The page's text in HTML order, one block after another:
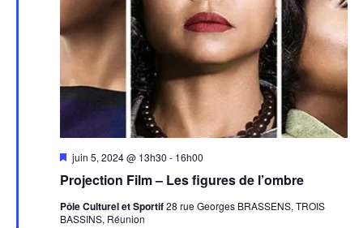
Projection Film – Les figures de l’ombre
Mis
avant
juin 5, 2024 @ 13h30 - 16h00
Pôle Culturel et Sportif28 rue Georges BRASSENS, TROIS
BASSINS, Réunion